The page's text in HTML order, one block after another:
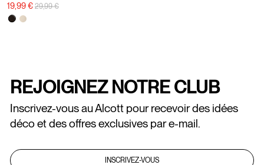
19,99 € Prix réduit de
29,99 €à
REJOIGNEZ NOTRE CLUB
Inscrivez-vous au Alcott pour recevoir des idées
déco et des offres exclusives par e-mail.
INSCRIVEZ-VOUS